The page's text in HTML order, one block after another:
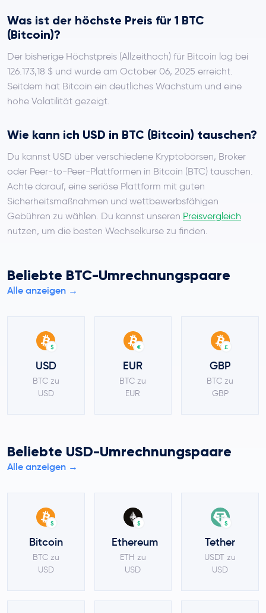
Was ist der höchste Preis für 1 BTC
(Bitcoin)?
Der bisherige Höchstpreis (Allzeithoch) für Bitcoin lag bei
126.173,18 $ und wurde am October 06, 2025 erreicht.
Seitdem hat Bitcoin ein deutliches Wachstum und eine
hohe Volatilität gezeigt.
Wie kann ich USD in BTC (Bitcoin) tauschen?
Du kannst USD über verschiedene Kryptobörsen, Broker
oder Peer-to-Peer-Plattformen in Bitcoin (BTC) tauschen.
Achte darauf, eine seriöse Plattform mit guten
Sicherheitsmaßnahmen und wettbewerbsfähigen
Gebühren zu wählen. Du kannst unseren Preisvergleich
nutzen, um die besten Wechselkurse zu finden.
Beliebte BTC-Umrechnungspaare
Alle anzeigen →
$
USD
BTC zu
USD
€
EUR
BTC zu
EUR
£
GBP
BTC zu
GBP
Beliebte USD-Umrechnungspaare
Alle anzeigen →
$
Bitcoin
BTC zu
USD
$
Ethereum
ETH zu
USD
$
Tether
USDT zu
USD